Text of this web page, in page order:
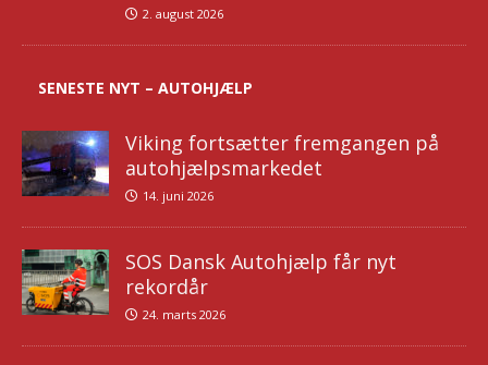
2. august 2026
SENESTE NYT – AUTOHJÆLP
Viking fortsætter fremgangen på
autohjælpsmarkedet
14. juni 2026
SOS Dansk Autohjælp får nyt
rekordår
24. marts 2026